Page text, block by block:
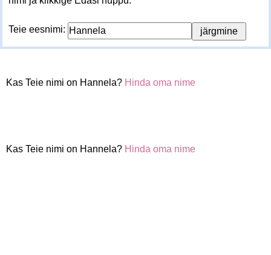
Teie eesnimi:
Kas Teie nimi on Hannela? Hinda oma nime
Kas Teie nimi on Hannela? Hinda oma nime